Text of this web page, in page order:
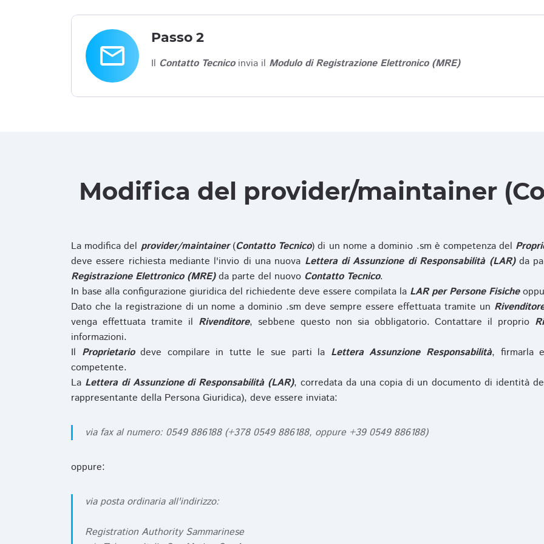
email
Passo 2
Il Contatto Tecnicoinvia il Modulo di Registrazione Elettronico (MRE)
Modifica del provider/maintainer
La modifica del provider/maintainer(Contatto Tecnico) di un nome a dominio .sm è competenza del
deve essere richiesta mediante l'invio di una nuova Lettera di Assunzione di Responsabilità (LAR)da
Registrazione Elettronico (MRE)da parte del nuovo Contatto Tecnico.
In base alla configurazione giuridica del richiedente deve essere compilata la LAR per Persone Fisiche
Dato che la registrazione di un nome a dominio .sm deve sempre essere effettuata tramite un
venga effettuata tramite il Rivenditore, sebbene questo non sia obbligatorio. Contattare il proprio
informazioni.
Il Proprietariodeve compilare in tutte le sue parti la Lettera Assunzione Responsabilità, firmarla
competente.
La Lettera di Assunzione di Responsabilità (LAR), corredata da una copia di un documento di identità
rappresentante della Persona Giuridica), deve essere inviata:
via fax al numero: 0549 886188 (+378 0549 886188, oppure +39 0549 886188)
oppure:
via posta ordinaria all'indirizzo:
Registration Authority Sammarinese